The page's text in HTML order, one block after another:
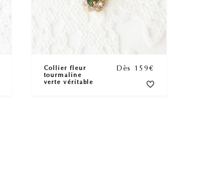
Collier fleur
tourmaline
verte véritable
Dès 159€